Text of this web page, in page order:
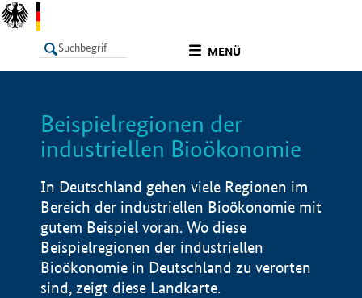
MENÜ
LISTE
Beispielregionen der
industriellen Bioökonomie
In Deutschland gehen viele Regionen im
Bereich der industriellen Bioökonomie mit
gutem Beispiel voran. Wo diese
Beispielregionen der industriellen
Bioökonomie in Deutschland zu verorten
sind, zeigt diese Landkarte.